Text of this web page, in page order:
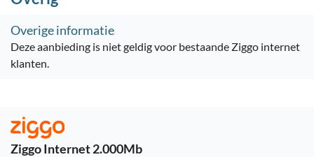
Overige informatie
Deze aanbieding is niet geldig voor bestaande Ziggo internet
klanten.
Ziggo Internet 2.000Mb